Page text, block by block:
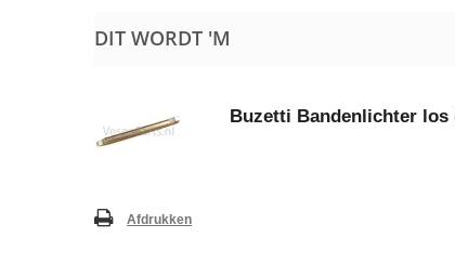
DIT WORDT 'M
Buzetti Bandenlichter los
Afdrukken